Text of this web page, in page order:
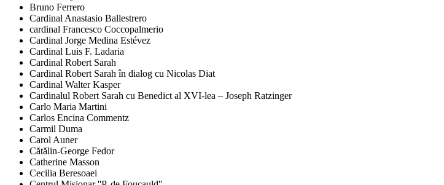
Bruno Ferrero
Cardinal Anastasio Ballestrero
cardinal Francesco Coccopalmerio
Cardinal Jorge Medina Estévez
Cardinal Luis F. Ladaria
Cardinal Robert Sarah
Cardinal Robert Sarah în dialog cu Nicolas Diat
Cardinal Walter Kasper
Cardinalul Robert Sarah cu Benedict al XVI-lea – Joseph Ratzinger
Carlo Maria Martini
Carlos Encina Commentz
Carmil Duma
Carol Auner
Cătălin-George Fedor
Catherine Masson
Cecilia Beresoaei